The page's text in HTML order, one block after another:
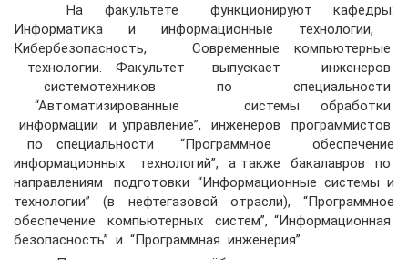
На факультете функционируют кафедры:
Информатика и информационные технологии,
Кибербезопасность, Современные компьютерные
технологии. Факультет выпускает инженеров
системотехников по специальности
“Автоматизированные системы обработки
информации и управление”, инженеров программистов
по специальности “Программное обеспечение
информационных технологий”, а также бакалавров по
направлениям подготовки “Информационные системы и
технологии” (в нефтегазовой отрасли), “Программное
обеспечение компьютерных систем”, “Информационная
безопасность” и “Программная инженерия”.